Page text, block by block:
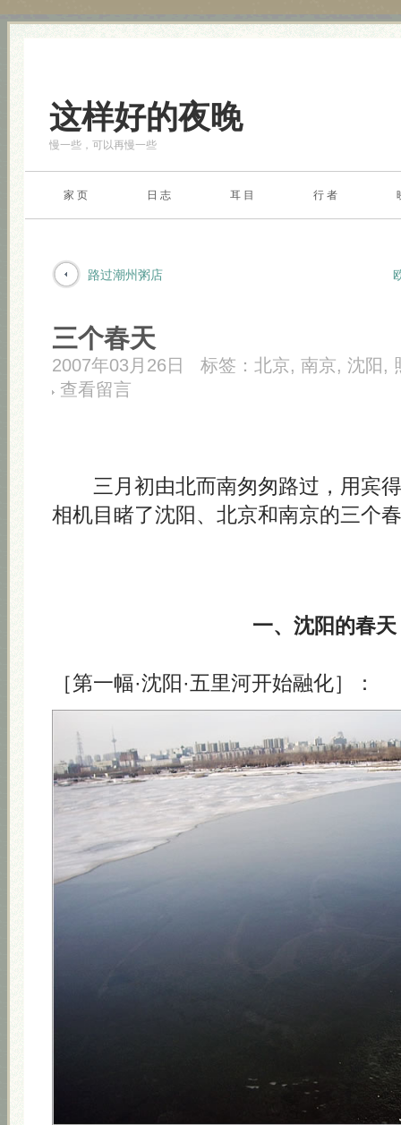
这样好的夜晚
慢一些，可以再慢一些
家 页 日 志 耳 目 行 者
路过潮州粥店
三个春天
2007年03月26日 标签： 北京, 南京, 沈阳 ,
查看留言
三月初由北而南匆匆路过，用宾
相机目睹了沈阳、北京和南京的三个
一、沈阳的春天
［第一幅·沈阳·五里河开始融化］：